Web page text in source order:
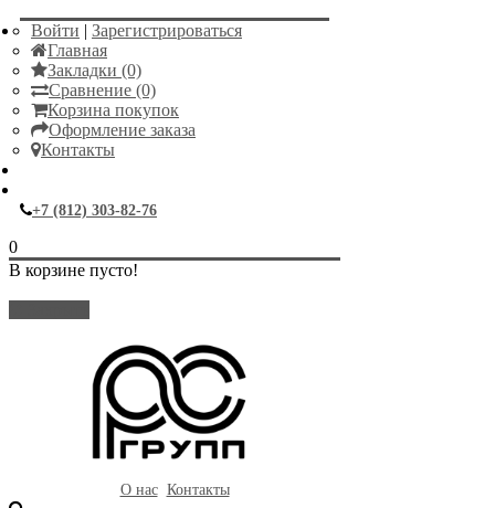
Войти | Зарегистрироваться
Главная
Закладки (0)
Сравнение (0)
Корзина покупок
Оформление заказа
Контакты
+7 (812) 303-82-76
0
В корзине пусто!
О нас Контакты